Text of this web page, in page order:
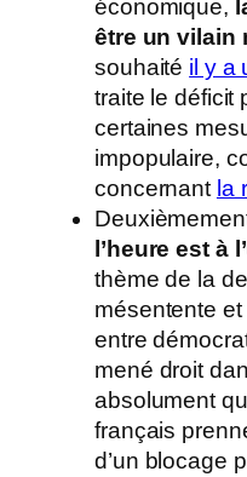
économique,
être un vilain
souhaité il y a
traite le déficit
certaines
impopulaire,
concernant la
l’heure est à
thème de la
mésentente et
entre
mené droit
absolument
français
d’un blocage